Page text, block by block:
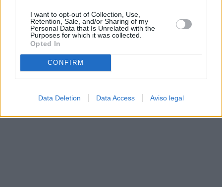
I want to opt-out of Collection, Use,
Retention, Sale, and/or Sharing of my
Personal Data that Is Unrelated with the
Purposes for which it was collected.
Opted In
CONFIRM
Data Deletion Data Access Aviso legal